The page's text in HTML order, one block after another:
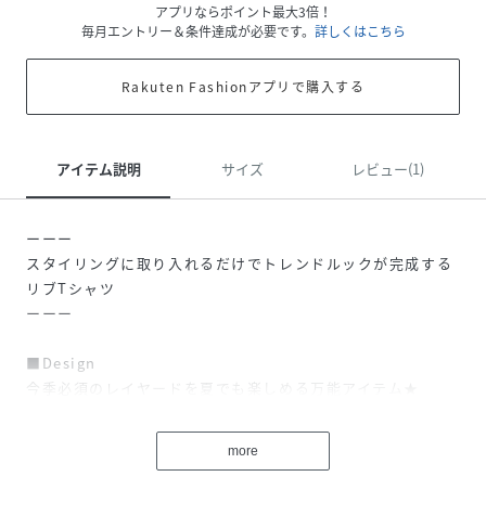
アプリならポイント最大3倍！
毎月エントリー＆条件達成が必要です。 詳しくはこちら
Rakuten Fashionアプリで購入する
アイテム説明 サイズ レビュー(1)
ーーー
スタイリングに取り入れるだけでトレンドルックが完成する
リブTシャツ
ーーー
■Design
今季必須のレイヤードを夏でも楽しめる万能アイテム★
重ね着風のデザインなので、1枚でスタイリングが完成する
more